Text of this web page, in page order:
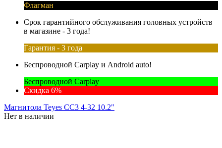
Флагман
Срок гарантийного обслуживания головных устройств
в магазине - 3 года!
Гарантия - 3 года
Беспроводной Carplay и Android auto!
Беспроводной Carplay
Скидка 6%
Магнитола Teyes CC3 4-32 10.2"
Нет в наличии